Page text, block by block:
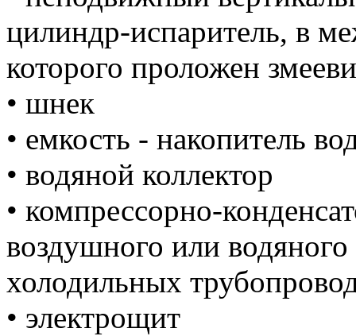
цилиндр-испаритель, в
которого проложен
• шнек
• емкость - накопитель
• водяной коллектор
• компрессорно-
воздушного или
холодильных
• электрощит